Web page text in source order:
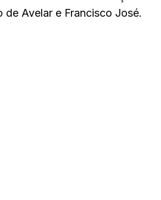
de Avelar e Francisco José.